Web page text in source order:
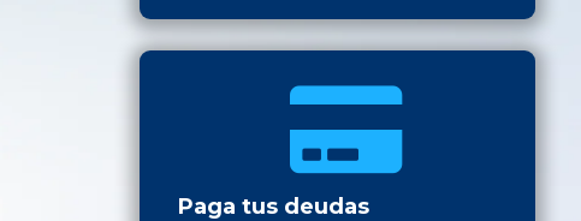

Paga tus deudas